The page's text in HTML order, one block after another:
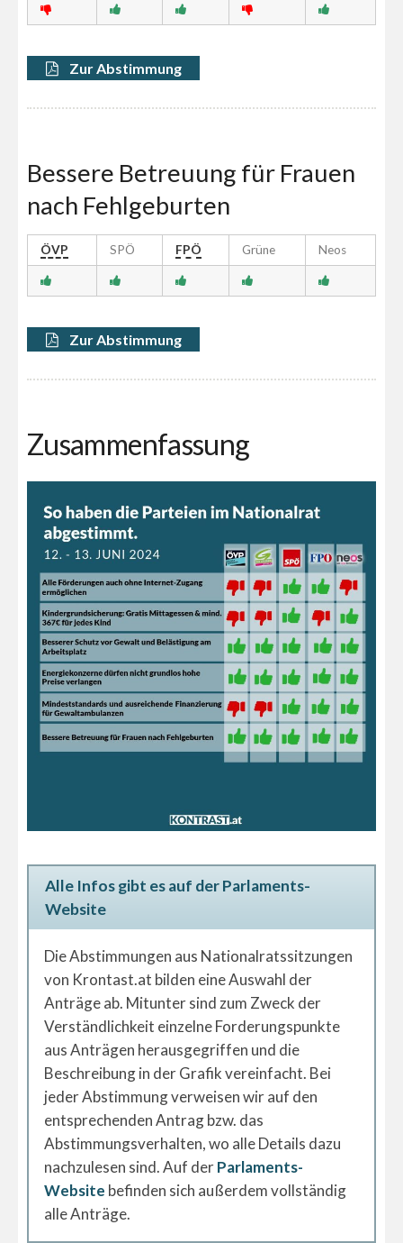
Zur Abstimmung
Bessere Betreuung für Frauen
nach Fehlgeburten
ÖVP SPÖ FPÖ Grüne Neos
Zur Abstimmung
Zusammenfassung
Alle Infos gibt es auf der Parlaments-
Website
Die Abstimmungen aus Nationalratssitzungen
von Krontast.at bilden eine Auswahl der
Anträge ab. Mitunter sind zum Zweck der
Verständlichkeit einzelne Forderungspunkte
aus Anträgen herausgegriffen und die
Beschreibung in der Grafik vereinfacht. Bei
jeder Abstimmung verweisen wir auf den
entsprechenden Antrag bzw. das
Abstimmungsverhalten, wo alle Details dazu
nachzulesen sind. Auf derParlaments-
Website befinden sich außerdem vollständig
alle Anträge.